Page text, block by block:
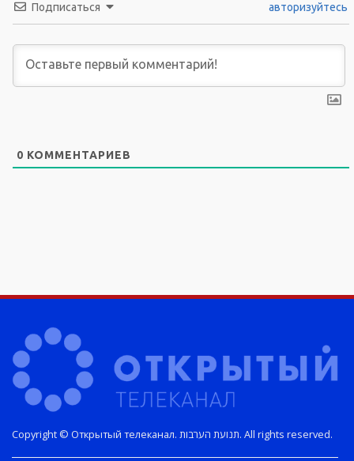
Подписаться авторизуйтесь
0 КОММЕНТАРИЕВ
Copyright © Открытый телеканал. תנועת הערבות. All rights reserved.